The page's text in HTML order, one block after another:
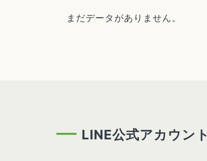
まだデータがありません。
LINE公式アカウント